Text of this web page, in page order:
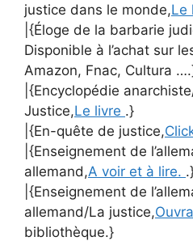
justice dans le monde,Le
|{Éloge de la barbarie
Disponible à l’achat sur
Amazon, Fnac, Cultura
|{Encyclopédie
Justice,Le livre .}
|{En-quête de justice,
|{Enseignement de
allemand,A voir et à lire.
|{Enseignement de
allemand/La justice,
bibliothèque.}